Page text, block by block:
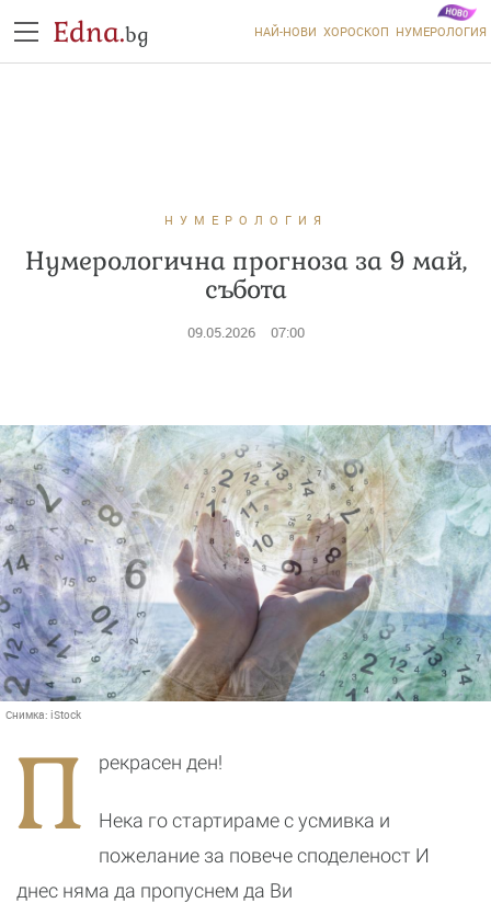
Edna.bg НАЙ-НОВИ ХОРОСКОП НУМЕРОЛОГИЯ
НУМЕРОЛОГИЯ
Нумерологична прогноза за 9 май,
събота
09.05.2026 07:00
Снимка: iStock
П рекрасен ден!
Нека го стартираме с усмивка и
пожелание за повече споделеност И
днес няма да пропуснем да Ви